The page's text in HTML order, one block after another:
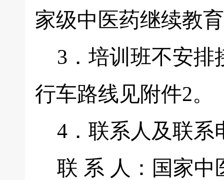
家级中医药继续教
3．培训班不安排
行车路线见附件2。
4．联系人及联系
联 系 人：国家中